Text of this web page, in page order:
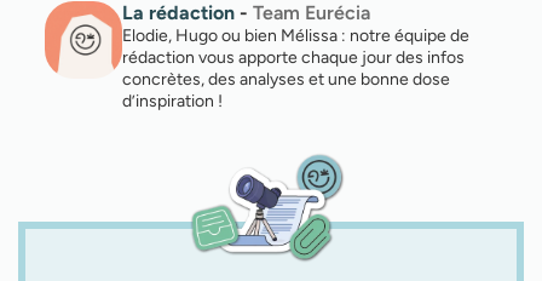
La rédaction - Team Eurécia
Elodie, Hugo ou bien Mélissa : notre équipe de
rédaction vous apporte chaque jour des infos
concrètes, des analyses et une bonne dose
d’inspiration !